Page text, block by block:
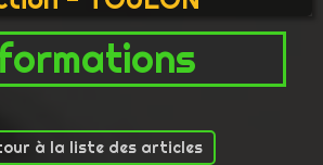
à la liste des articles